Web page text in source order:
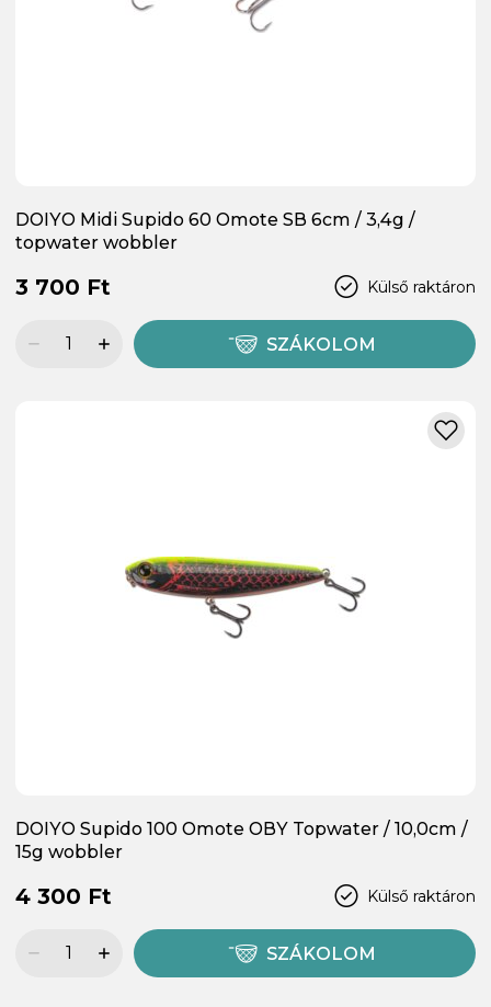
DOIYO Midi Supido 60 Omote SB 6cm / 3,4g /
topwater wobbler
Külső raktáron
3 700 Ft
SZÁKOLOM
DOIYO Supido 100 Omote OBY Topwater / 10,0cm /
15g wobbler
Külső raktáron
4 300 Ft
SZÁKOLOM